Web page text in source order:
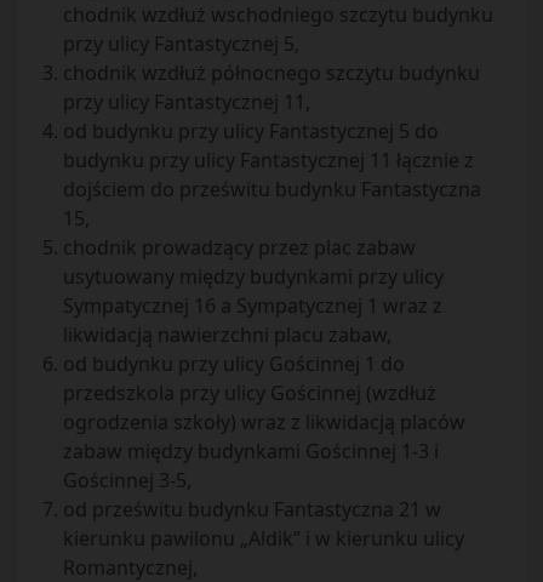
chodnik wzdłuż wschodniego szczytu budynku
przy ulicy Fantastycznej 5,
chodnik wzdłuż północnego szczytu budynku
przy ulicy Fantastycznej 11,
od budynku przy ulicy Fantastycznej 5 do
budynku przy ulicy Fantastycznej 11 łącznie z
dojściem do prześwitu budynku Fantastyczna
15,
chodnik prowadzący przez plac zabaw
usytuowany między budynkami przy ulicy
Sympatycznej 16 a Sympatycznej 1 wraz z
likwidacją nawierzchni placu zabaw,
od budynku przy ulicy Gościnnej 1 do
przedszkola przy ulicy Gościnnej (wzdłuż
ogrodzenia szkoły) wraz z likwidacją placów
zabaw między budynkami Gościnnej 1-3 i
Gościnnej 3-5,
od prześwitu budynku Fantastyczna 21 w
kierunku pawilonu „Aldik” i w kierunku ulicy
Romantycznej,